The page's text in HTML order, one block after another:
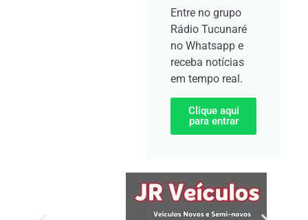
Entre no grupo
Rádio Tucunaré
no Whatsapp e
receba notícias
em tempo real.
Clique aqui
para entrar